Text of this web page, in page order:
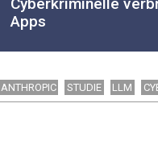
Cyberkriminelle
Apps
ANTHROPIC STUDIE LLM